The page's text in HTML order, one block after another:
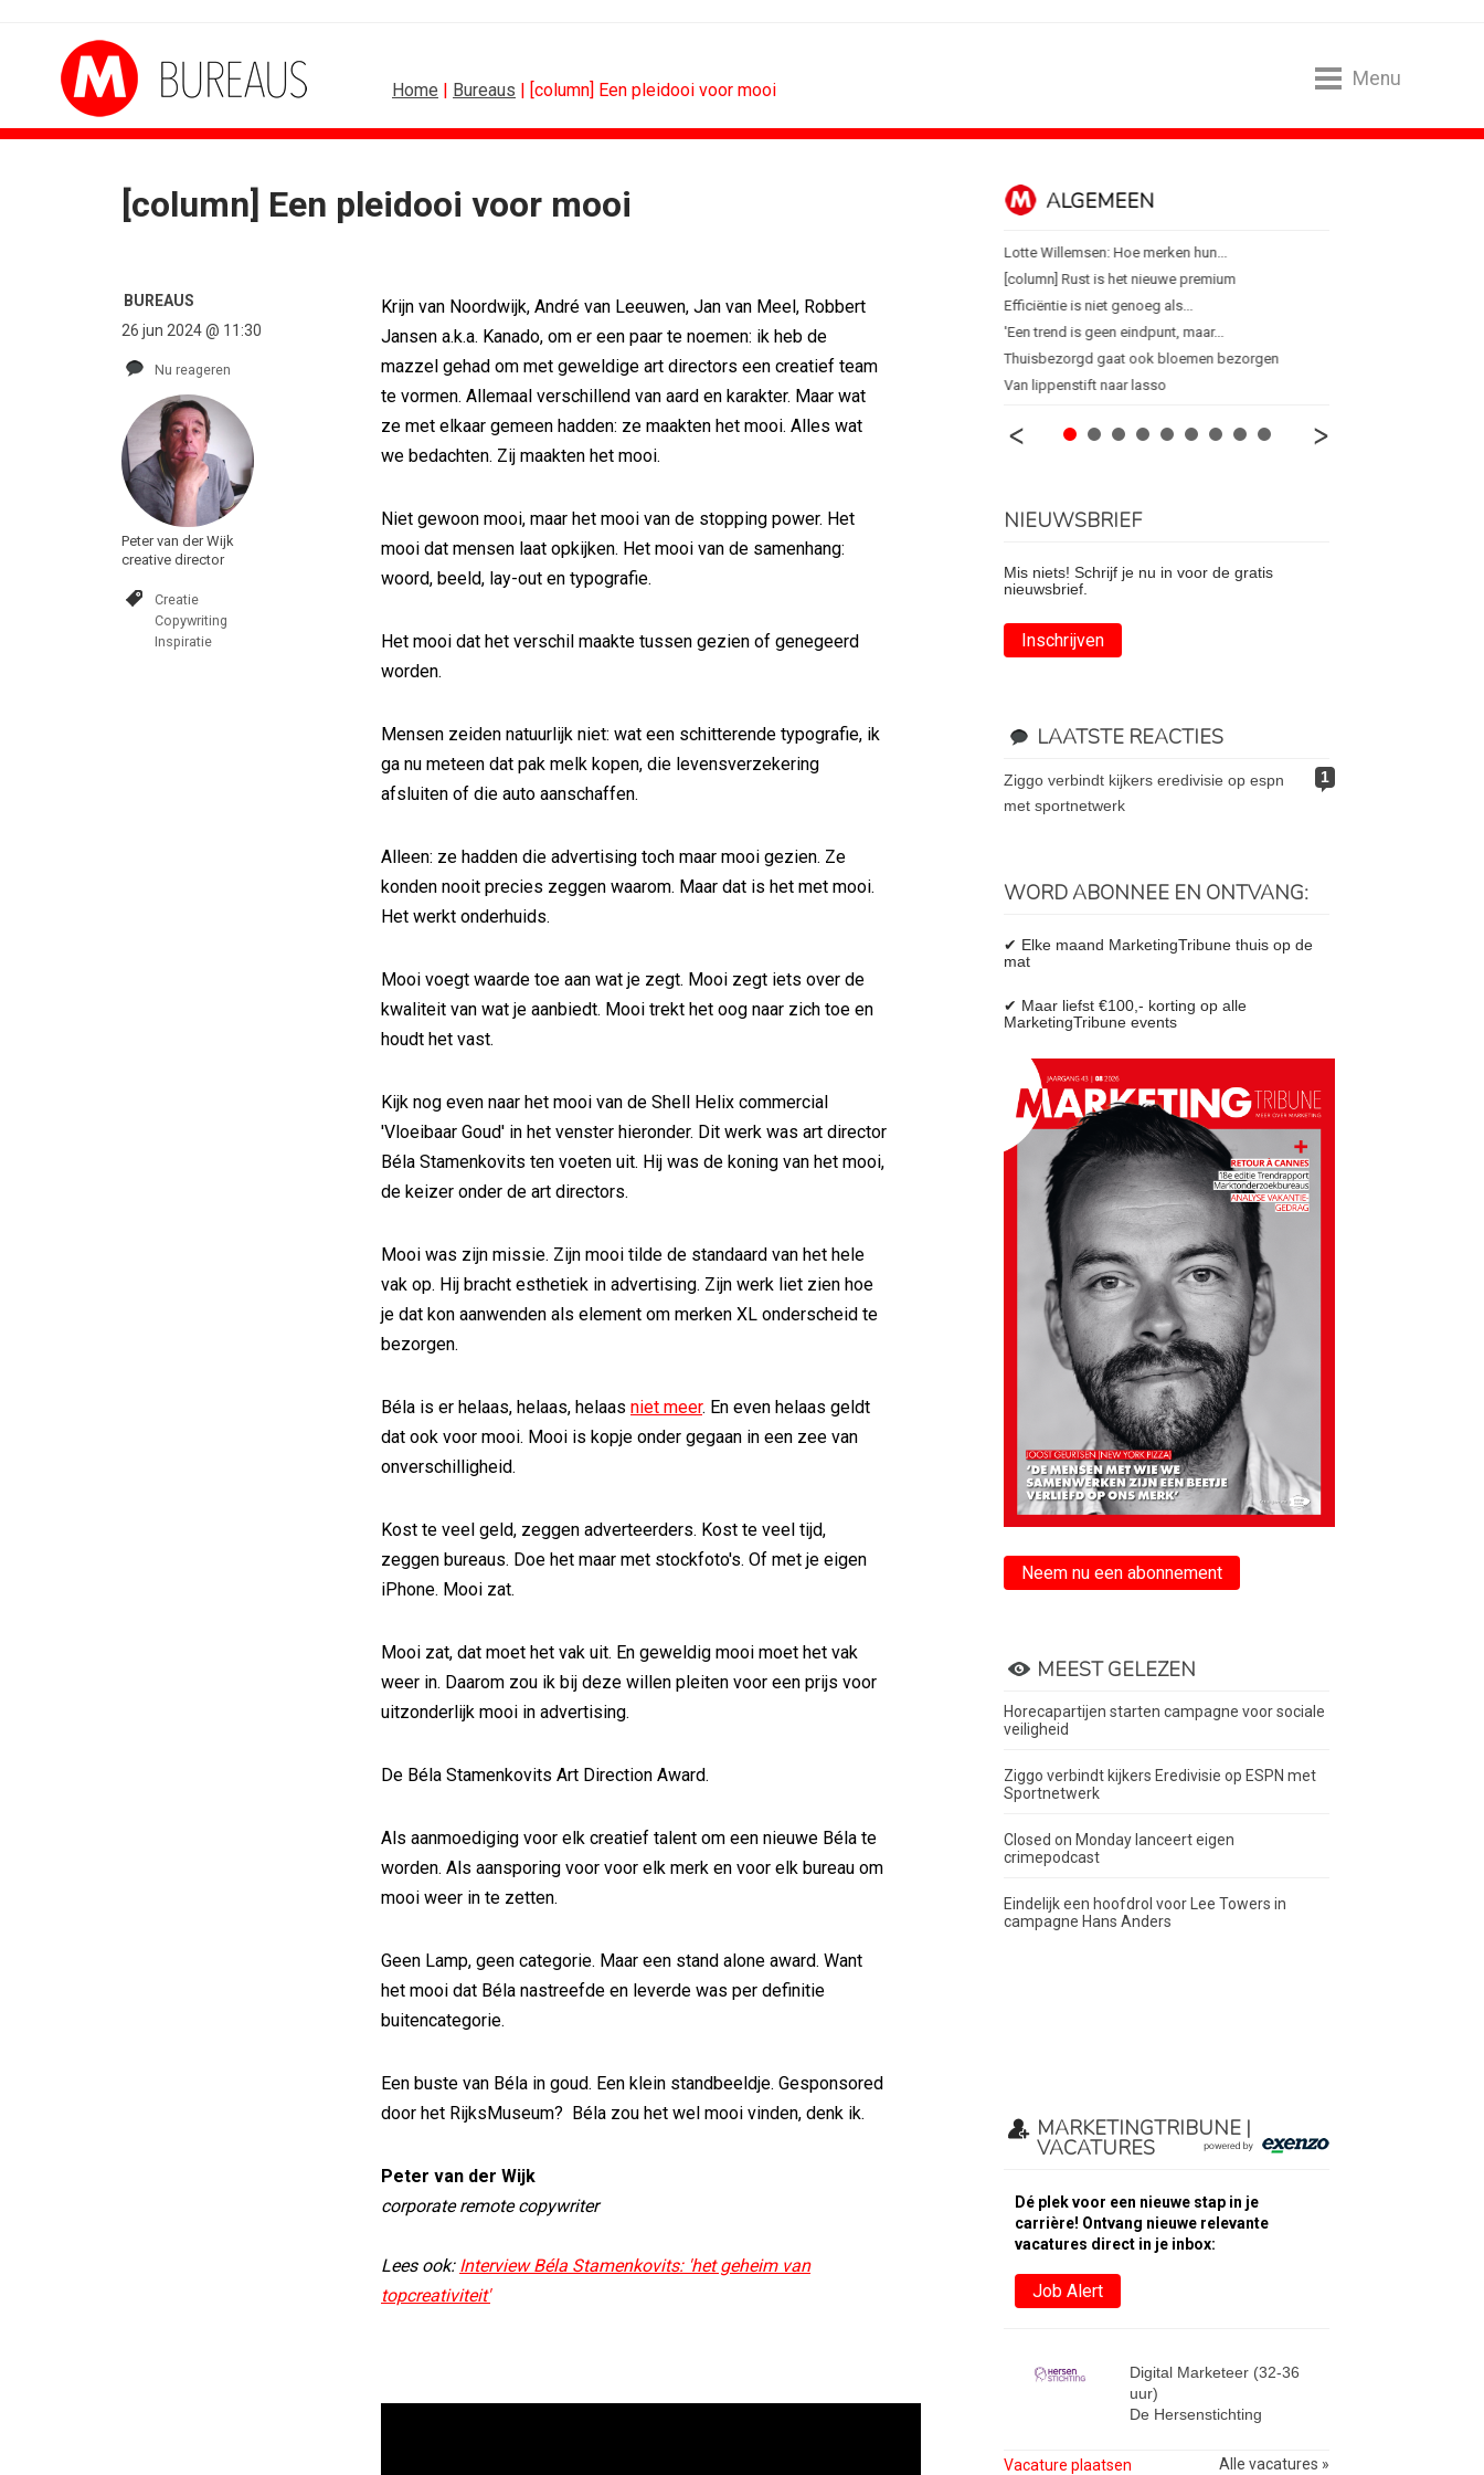
Home | Bureaus | [column] Een pleidooi voor mooi
Menu
[column] Een pleidooi voor mooi
BUREAUS
26 jun 2024 @ 11:30
Nu reageren
Peter van der Wijk
creative director
Creatie
Copywriting
Inspiratie
Krijn van Noordwijk, André van Leeuwen, Jan van Meel, Robbert
Jansen a.k.a. Kanado, om er een paar te noemen: ik heb de
mazzel gehad om met geweldige art directors een creatief team
te vormen. Allemaal verschillend van aard en karakter. Maar wat
ze met elkaar gemeen hadden: ze maakten het mooi. Alles wat
we bedachten. Zij maakten het mooi.
Niet gewoon mooi, maar het mooi van de stopping power. Het
mooi dat mensen laat opkijken. Het mooi van de samenhang:
woord, beeld, lay-out en typografie.
Het mooi dat het verschil maakte tussen gezien of genegeerd
worden.
Mensen zeiden natuurlijk niet: wat een schitterende typografie, ik
ga nu meteen dat pak melk kopen, die levensverzekering
afsluiten of die auto aanschaffen.
Alleen: ze hadden die advertising toch maar mooi gezien. Ze
konden nooit precies zeggen waarom. Maar dat is het met mooi.
Het werkt onderhuids.
Mooi voegt waarde toe aan wat je zegt. Mooi zegt iets over de
kwaliteit van wat je aanbiedt. Mooi trekt het oog naar zich toe en
houdt het vast.
Kijk nog even naar het mooi van de Shell Helix commercial
'Vloeibaar Goud' in het venster hieronder. Dit werk was art director
Béla Stamenkovits ten voeten uit. Hij was de koning van het mooi,
de keizer onder de art directors.
Mooi was zijn missie. Zijn mooi tilde de standaard van het hele
vak op. Hij bracht esthetiek in advertising. Zijn werk liet zien hoe
je dat kon aanwenden als element om merken XL onderscheid te
bezorgen.
Béla is er helaas, helaas, helaas niet meer. En even helaas geldt
dat ook voor mooi. Mooi is kopje onder gegaan in een zee van
onverschilligheid.
Kost te veel geld, zeggen adverteerders. Kost te veel tijd,
zeggen bureaus. Doe het maar met stockfoto's. Of met je eigen
iPhone. Mooi zat.
Mooi zat, dat moet het vak uit. En geweldig mooi moet het vak
weer in. Daarom zou ik bij deze willen pleiten voor een prijs voor
uitzonderlijk mooi in advertising.
De Béla Stamenkovits Art Direction Award.
Als aanmoediging voor elk creatief talent om een nieuwe Béla te
worden. Als aansporing voor voor elk merk en voor elk bureau om
mooi weer in te zetten.
Geen Lamp, geen categorie. Maar een stand alone award. Want
het mooi dat Béla nastreefde en leverde was per definitie
buitencategorie.
Een buste van Béla in goud. Een klein standbeeldje. Gesponsored
door het RijksMuseum? Béla zou het wel mooi vinden, denk ik.
Peter van der Wijk
corporate remote copywriter
Lees ook: Interview Béla Stamenkovits: 'het geheim van
topcreativiteit'
NOC*NSF lanceert businessclub voor...
BMV verbindt naam aan PSV
Olympisch schaatsen in Thialf biedt...
Lego laat opnieuw Formule 1-coureurs...
ALGEMEEN
Lotte Willemsen: Hoe merken hun...
[column] Rust is het nieuwe premium
Efficiëntie is niet genoeg als...
'Een trend is geen eindpunt, maar...
Thuisbezorgd gaat ook bloemen bezorgen
Van lippenstift naar lasso
NIEUWSBRIEF
Mis niets! Schrijf je nu in voor de gratis
nieuwsbrief.
Inschrijven
LAATSTE REACTIES
1
ziggo verbindt kijkers eredivisie op espn
met sportnetwerk
WORD ABONNEE EN ONTVANG:
✔ Elke maand MarketingTribune thuis op de
mat
✔ Maar liefst €100,- korting op alle
MarketingTribune events
Neem nu een abonnement
MEEST GELEZEN
Horecapartijen starten campagne voor sociale
veiligheid
Ziggo verbindt kijkers Eredivisie op ESPN met
Sportnetwerk
Closed on Monday lanceert eigen
crimepodcast
Eindelijk een hoofdrol voor Lee Towers in
campagne Hans Anders
MARKETINGTRIBUNE |
VACATURES
Dé plek voor een nieuwe stap in je
carrière! Ontvang nieuwe relevante
vacatures direct in je inbox:
Job Alert
Digital Marketeer (32-36
uur)
De Hersenstichting
Vacature plaatsen Alle vacatures »